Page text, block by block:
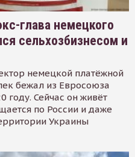
глава немецкого
сельхозбизнесом и
немецкой платёжной
бежал из Евросоюза
году. Сейчас он живёт
по России и даже
Украины